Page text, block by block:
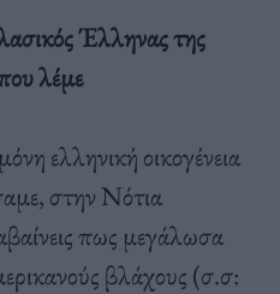
Έλληνας της
λέμε
ελληνική οικογένεια
στην Νότια
πως μεγάλωσα
βλάχους (σ.σ: